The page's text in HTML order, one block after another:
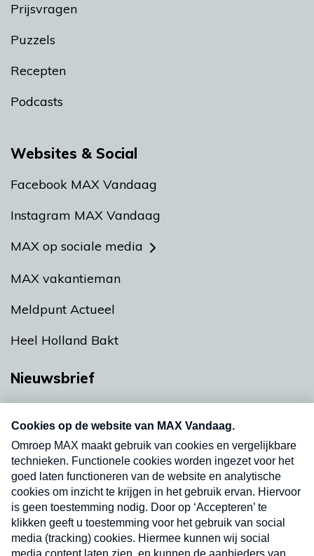
Prijsvragen
Puzzels
Recepten
Podcasts
Websites & Social
Facebook MAX Vandaag
Instagram MAX Vandaag
MAX op sociale media
MAX vakantieman
Meldpunt Actueel
Heel Holland Bakt
Nieuwsbrief
nieuwsbrief. Elke vrijdag- en dinsdagochtend in
uw mailbox.
Verzend